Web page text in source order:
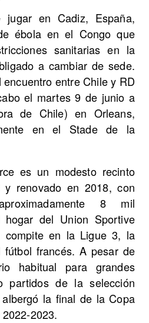
en Cadiz, España,
ébola en el Congo que
sanitarias en la
a cambiar de sede.
entre Chile y RD
el martes 9 de junio a
de Chile) en Orleans,
en el Stade de la
es un modesto recinto
y renovado en 2018, con
8 mil
del Union Sportive
compite en la Ligue 3, la
fútbol francés. A pesar de
habitual para grandes
partidos de la selección
la final de la Copa
2023.